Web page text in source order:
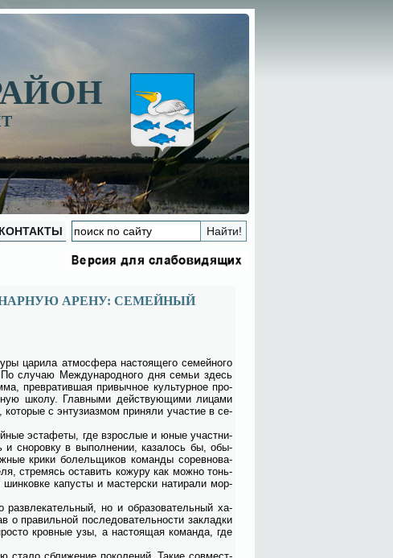
КОНТАКТЫ
АРЕНУ: СЕМЕЙНЫЙ
ца­ри­ла ат­мо­сфе­ра на­сто­я­ще­го се­мей­но­го
По слу­чаю Меж­ду­на­род­но­го дня се­мьи здесь
пре­вра­тив­шая при­выч­ное куль­тур­ное про­
шко­лу. Глав­ны­ми дей­ству­ю­щи­ми ли­ца­ми
ко­то­рые с эн­ту­зи­аз­мом при­ня­ли уча­стие в се­
эс­та­фе­ты, где взрос­лые и юные участ­ни­
и сно­ров­ку в вы­пол­не­нии, ка­за­лось бы, обы­
кри­ки бо­лель­щи­ков ко­ман­ды со­рев­но­ва­
стре­мясь оста­вить ко­жу­ру как мож­но тонь­
ка­пу­сты и ма­стер­ски на­ти­ра­ли мор­
раз­вле­ка­тель­ный, но и об­ра­зо­ва­тель­ный ха­
о пра­виль­ной по­сле­до­ва­тель­но­сти за­клад­ки
кров­ные узы, а на­сто­я­щая ко­ман­да, где